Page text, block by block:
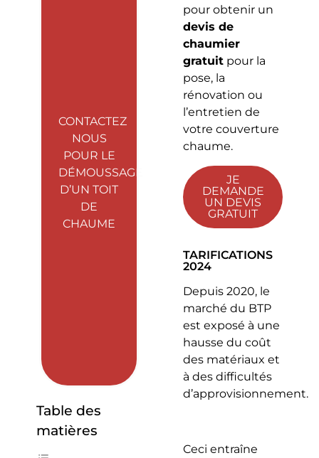
CONTACTEZ
NOUS
POUR LE
DÉMOUSSAGE
D’UN TOIT
DE
CHAUME
Table des
matières
pour obtenir un
devis de
chaumier
gratuitpour la
pose, la
rénovation ou
l’entretien de
votre couverture
chaume.
JE
DEMANDE
UN DEVIS
GRATUIT
TARIFICATIONS
2024
Depuis 2020, le
marché du BTP
est exposé à une
hausse du coût
des matériaux et
à des difficultés
d’approvisionnement.
Ceci entraîne